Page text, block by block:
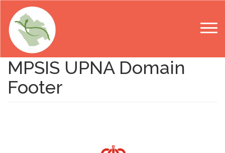
Aller au contenu principal
MPSIS UPNA Domain
Footer